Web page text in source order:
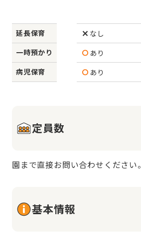
延長保育
なし
一時預かり
あり
病児保育
あり
定員数
園まで直接お問い合わせください。
基本情報